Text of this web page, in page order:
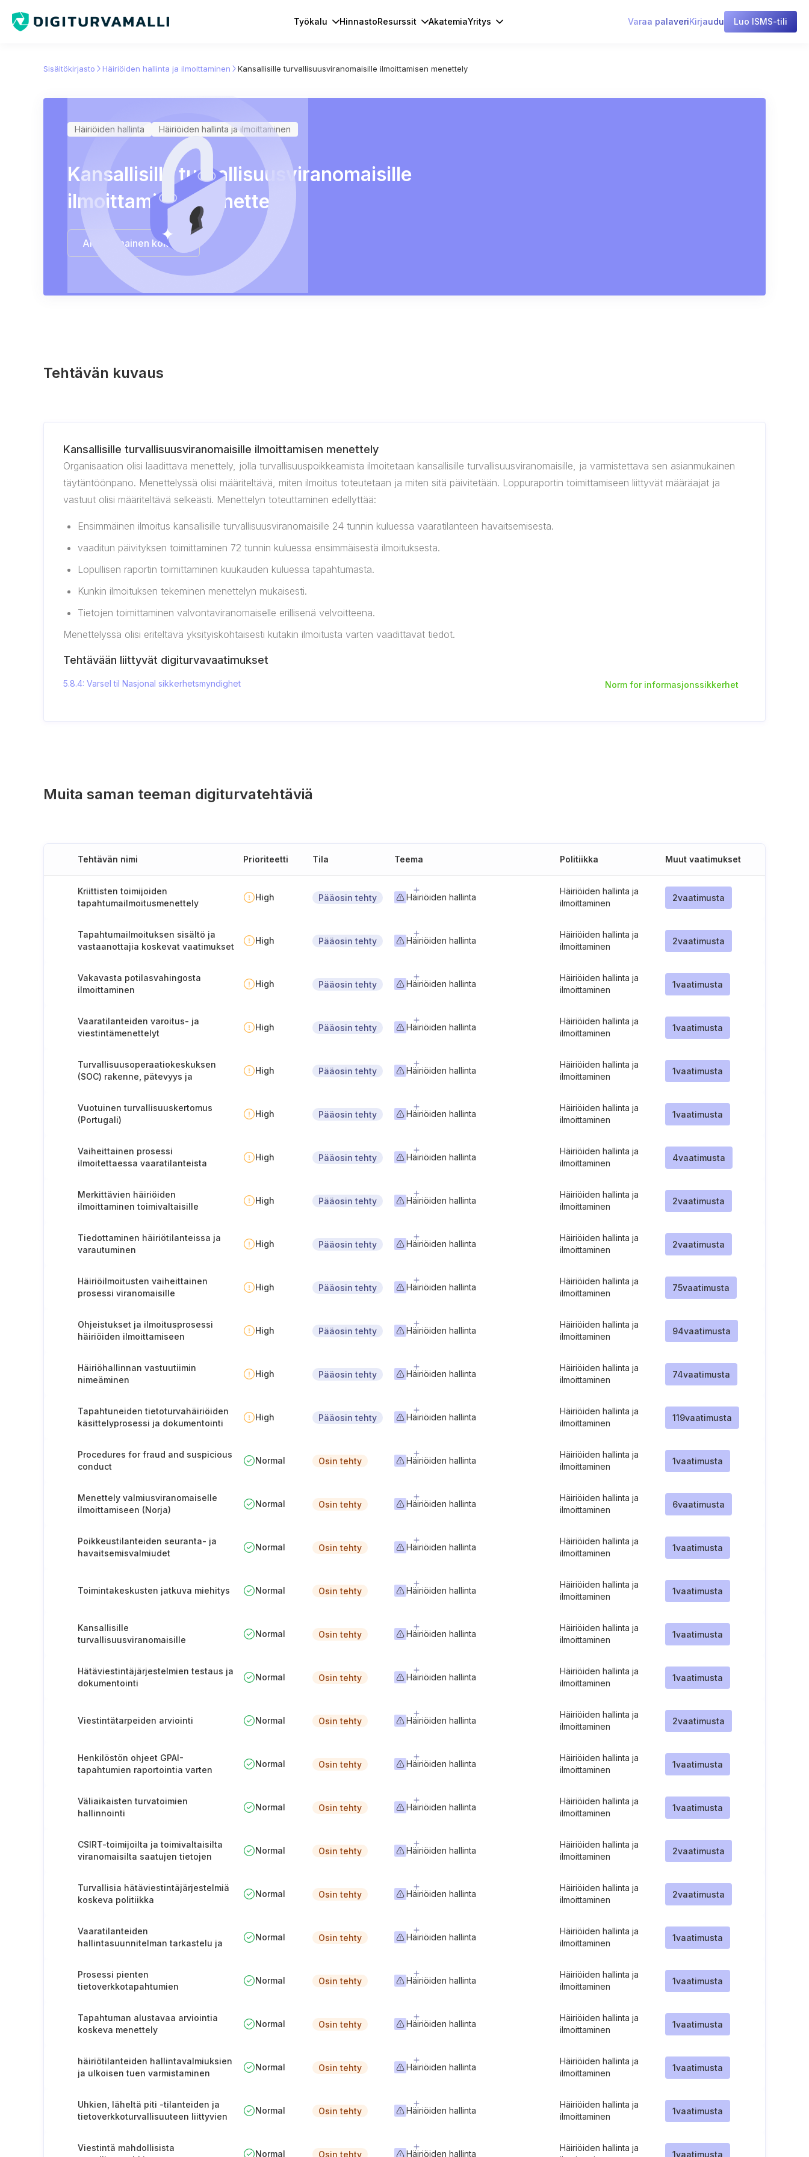
Työkalu HinnastoResurssit AkatemiaYritys Varaa palaveriKirjaudu Luo ISMS-tili
Sisältökirjasto Häiriöiden hallinta ja ilmoittaminen Kansallisille turvallisuusviranomaisille ilmoittamisen menettely
Häiriöiden hallinta Häiriöiden hallinta ja ilmoittaminen
Kansallisille turvallisuusviranomaisille
ilmoittamisen menettely
Aloita ilmainen kokeilu
Tehtävän kuvaus
Kansallisille turvallisuusviranomaisille ilmoittamisen menettely
Organisaation olisi laadittava menettely, jolla turvallisuuspoikkeamista ilmoitetaan kansallisille turvallisuusviranomaisille, ja varmistettava sen asianmukainen
täytäntöönpano. Menettelyssä olisi määriteltävä, miten ilmoitus toteutetaan ja miten sitä päivitetään. Loppuraportin toimittamiseen liittyvät määräajat ja
vastuut olisi määriteltävä selkeästi. Menettelyn toteuttaminen edellyttää:
Ensimmäinen ilmoitus kansallisille turvallisuusviranomaisille 24 tunnin kuluessa vaaratilanteen havaitsemisesta.
vaaditun päivityksen toimittaminen 72 tunnin kuluessa ensimmäisestä ilmoituksesta.
Lopullisen raportin toimittaminen kuukauden kuluessa tapahtumasta.
Kunkin ilmoituksen tekeminen menettelyn mukaisesti.
Tietojen toimittaminen valvontaviranomaiselle erillisenä velvoitteena.
Menettelyssä olisi eriteltävä yksityiskohtaisesti kutakin ilmoitusta varten vaadittavat tiedot.
Tehtävään liittyvät digiturvavaatimukset
5.8.4: Varsel til Nasjonal sikkerhetsmyndighet Norm for informasjonssikkerhet
Muita saman teeman digiturvatehtäviä
Tehtävän nimi Prioriteetti Tila Teema Politiikka Muut vaatimukset
Kriittisten toimijoiden
tapahtumailmoitusmenettely
High Pääosin tehty Häiriöiden hallinta
Häiriöiden hallinta ja
ilmoittaminen
2vaatimusta
Tapahtumailmoituksen sisältö ja
vastaanottajia koskevat vaatimukset
High Pääosin tehty Häiriöiden hallinta
Häiriöiden hallinta ja
ilmoittaminen
2vaatimusta
Vakavasta potilasvahingosta
ilmoittaminen
High Pääosin tehty Häiriöiden hallinta
Häiriöiden hallinta ja
ilmoittaminen
1vaatimusta
Vaaratilanteiden varoitus- ja
viestintämenettelyt
High Pääosin tehty Häiriöiden hallinta
Häiriöiden hallinta ja
ilmoittaminen
1vaatimusta
Turvallisuusoperaatiokeskuksen
(SOC) rakenne, pätevyys ja
High Pääosin tehty Häiriöiden hallinta
Häiriöiden hallinta ja
ilmoittaminen
1vaatimusta
Vuotuinen turvallisuuskertomus
(Portugali)
High Pääosin tehty Häiriöiden hallinta
Häiriöiden hallinta ja
ilmoittaminen
1vaatimusta
Vaiheittainen prosessi
ilmoitettaessa vaaratilanteista
High Pääosin tehty Häiriöiden hallinta
Häiriöiden hallinta ja
ilmoittaminen
4vaatimusta
Merkittävien häiriöiden
ilmoittaminen toimivaltaisille
High Pääosin tehty Häiriöiden hallinta
Häiriöiden hallinta ja
ilmoittaminen
2vaatimusta
Tiedottaminen häiriötilanteissa ja
varautuminen
High Pääosin tehty Häiriöiden hallinta
Häiriöiden hallinta ja
ilmoittaminen
2vaatimusta
Häiriöilmoitusten vaiheittainen
prosessi viranomaisille
High Pääosin tehty Häiriöiden hallinta
Häiriöiden hallinta ja
ilmoittaminen
75vaatimusta
Ohjeistukset ja ilmoitusprosessi
häiriöiden ilmoittamiseen
High Pääosin tehty Häiriöiden hallinta
Häiriöiden hallinta ja
ilmoittaminen
94vaatimusta
Häiriöhallinnan vastuutiimin
nimeäminen
High Pääosin tehty Häiriöiden hallinta
Häiriöiden hallinta ja
ilmoittaminen
74vaatimusta
Tapahtuneiden tietoturvahäiriöiden
käsittelyprosessi ja dokumentointi
High Pääosin tehty Häiriöiden hallinta
Häiriöiden hallinta ja
ilmoittaminen
119vaatimusta
Procedures for fraud and suspicious
conduct
Normal Osin tehty Häiriöiden hallinta
Häiriöiden hallinta ja
ilmoittaminen
1vaatimusta
Menettely valmiusviranomaiselle
ilmoittamiseen (Norja)
Normal Osin tehty Häiriöiden hallinta
Häiriöiden hallinta ja
ilmoittaminen
6vaatimusta
Poikkeustilanteiden seuranta- ja
havaitsemisvalmiudet
Normal Osin tehty Häiriöiden hallinta
Häiriöiden hallinta ja
ilmoittaminen
1vaatimusta
Toimintakeskusten jatkuva miehitys Normal Osin tehty Häiriöiden hallinta
Häiriöiden hallinta ja
ilmoittaminen
1vaatimusta
Kansallisille
turvallisuusviranomaisille
Normal Osin tehty Häiriöiden hallinta
Häiriöiden hallinta ja
ilmoittaminen
1vaatimusta
Hätäviestintäjärjestelmien testaus ja
dokumentointi
Normal Osin tehty Häiriöiden hallinta
Häiriöiden hallinta ja
ilmoittaminen
1vaatimusta
Viestintätarpeiden arviointi Normal Osin tehty Häiriöiden hallinta
Häiriöiden hallinta ja
ilmoittaminen
2vaatimusta
Henkilöstön ohjeet GPAI-
tapahtumien raportointia varten
Normal Osin tehty Häiriöiden hallinta
Häiriöiden hallinta ja
ilmoittaminen
1vaatimusta
Väliaikaisten turvatoimien
hallinnointi
Normal Osin tehty Häiriöiden hallinta
Häiriöiden hallinta ja
ilmoittaminen
1vaatimusta
CSIRT-toimijoilta ja toimivaltaisilta
viranomaisilta saatujen tietojen
Normal Osin tehty Häiriöiden hallinta
Häiriöiden hallinta ja
ilmoittaminen
2vaatimusta
Turvallisia hätäviestintäjärjestelmiä
koskeva politiikka
Normal Osin tehty Häiriöiden hallinta
Häiriöiden hallinta ja
ilmoittaminen
2vaatimusta
Vaaratilanteiden
hallintasuunnitelman tarkastelu ja
Normal Osin tehty Häiriöiden hallinta
Häiriöiden hallinta ja
ilmoittaminen
1vaatimusta
Prosessi pienten
tietoverkkotapahtumien
Normal Osin tehty Häiriöiden hallinta
Häiriöiden hallinta ja
ilmoittaminen
1vaatimusta
Tapahtuman alustavaa arviointia
koskeva menettely
Normal Osin tehty Häiriöiden hallinta
Häiriöiden hallinta ja
ilmoittaminen
1vaatimusta
häiriötilanteiden hallintavalmiuksien
ja ulkoisen tuen varmistaminen
Normal Osin tehty Häiriöiden hallinta
Häiriöiden hallinta ja
ilmoittaminen
1vaatimusta
Uhkien, läheltä piti -tilanteiden ja
tietoverkkoturvallisuuteen liittyvien
Normal Osin tehty Häiriöiden hallinta
Häiriöiden hallinta ja
ilmoittaminen
1vaatimusta
Viestintä mahdollisista
Normal Osin tehty Häiriöiden hallinta
Häiriöiden hallinta ja
1vaatimusta